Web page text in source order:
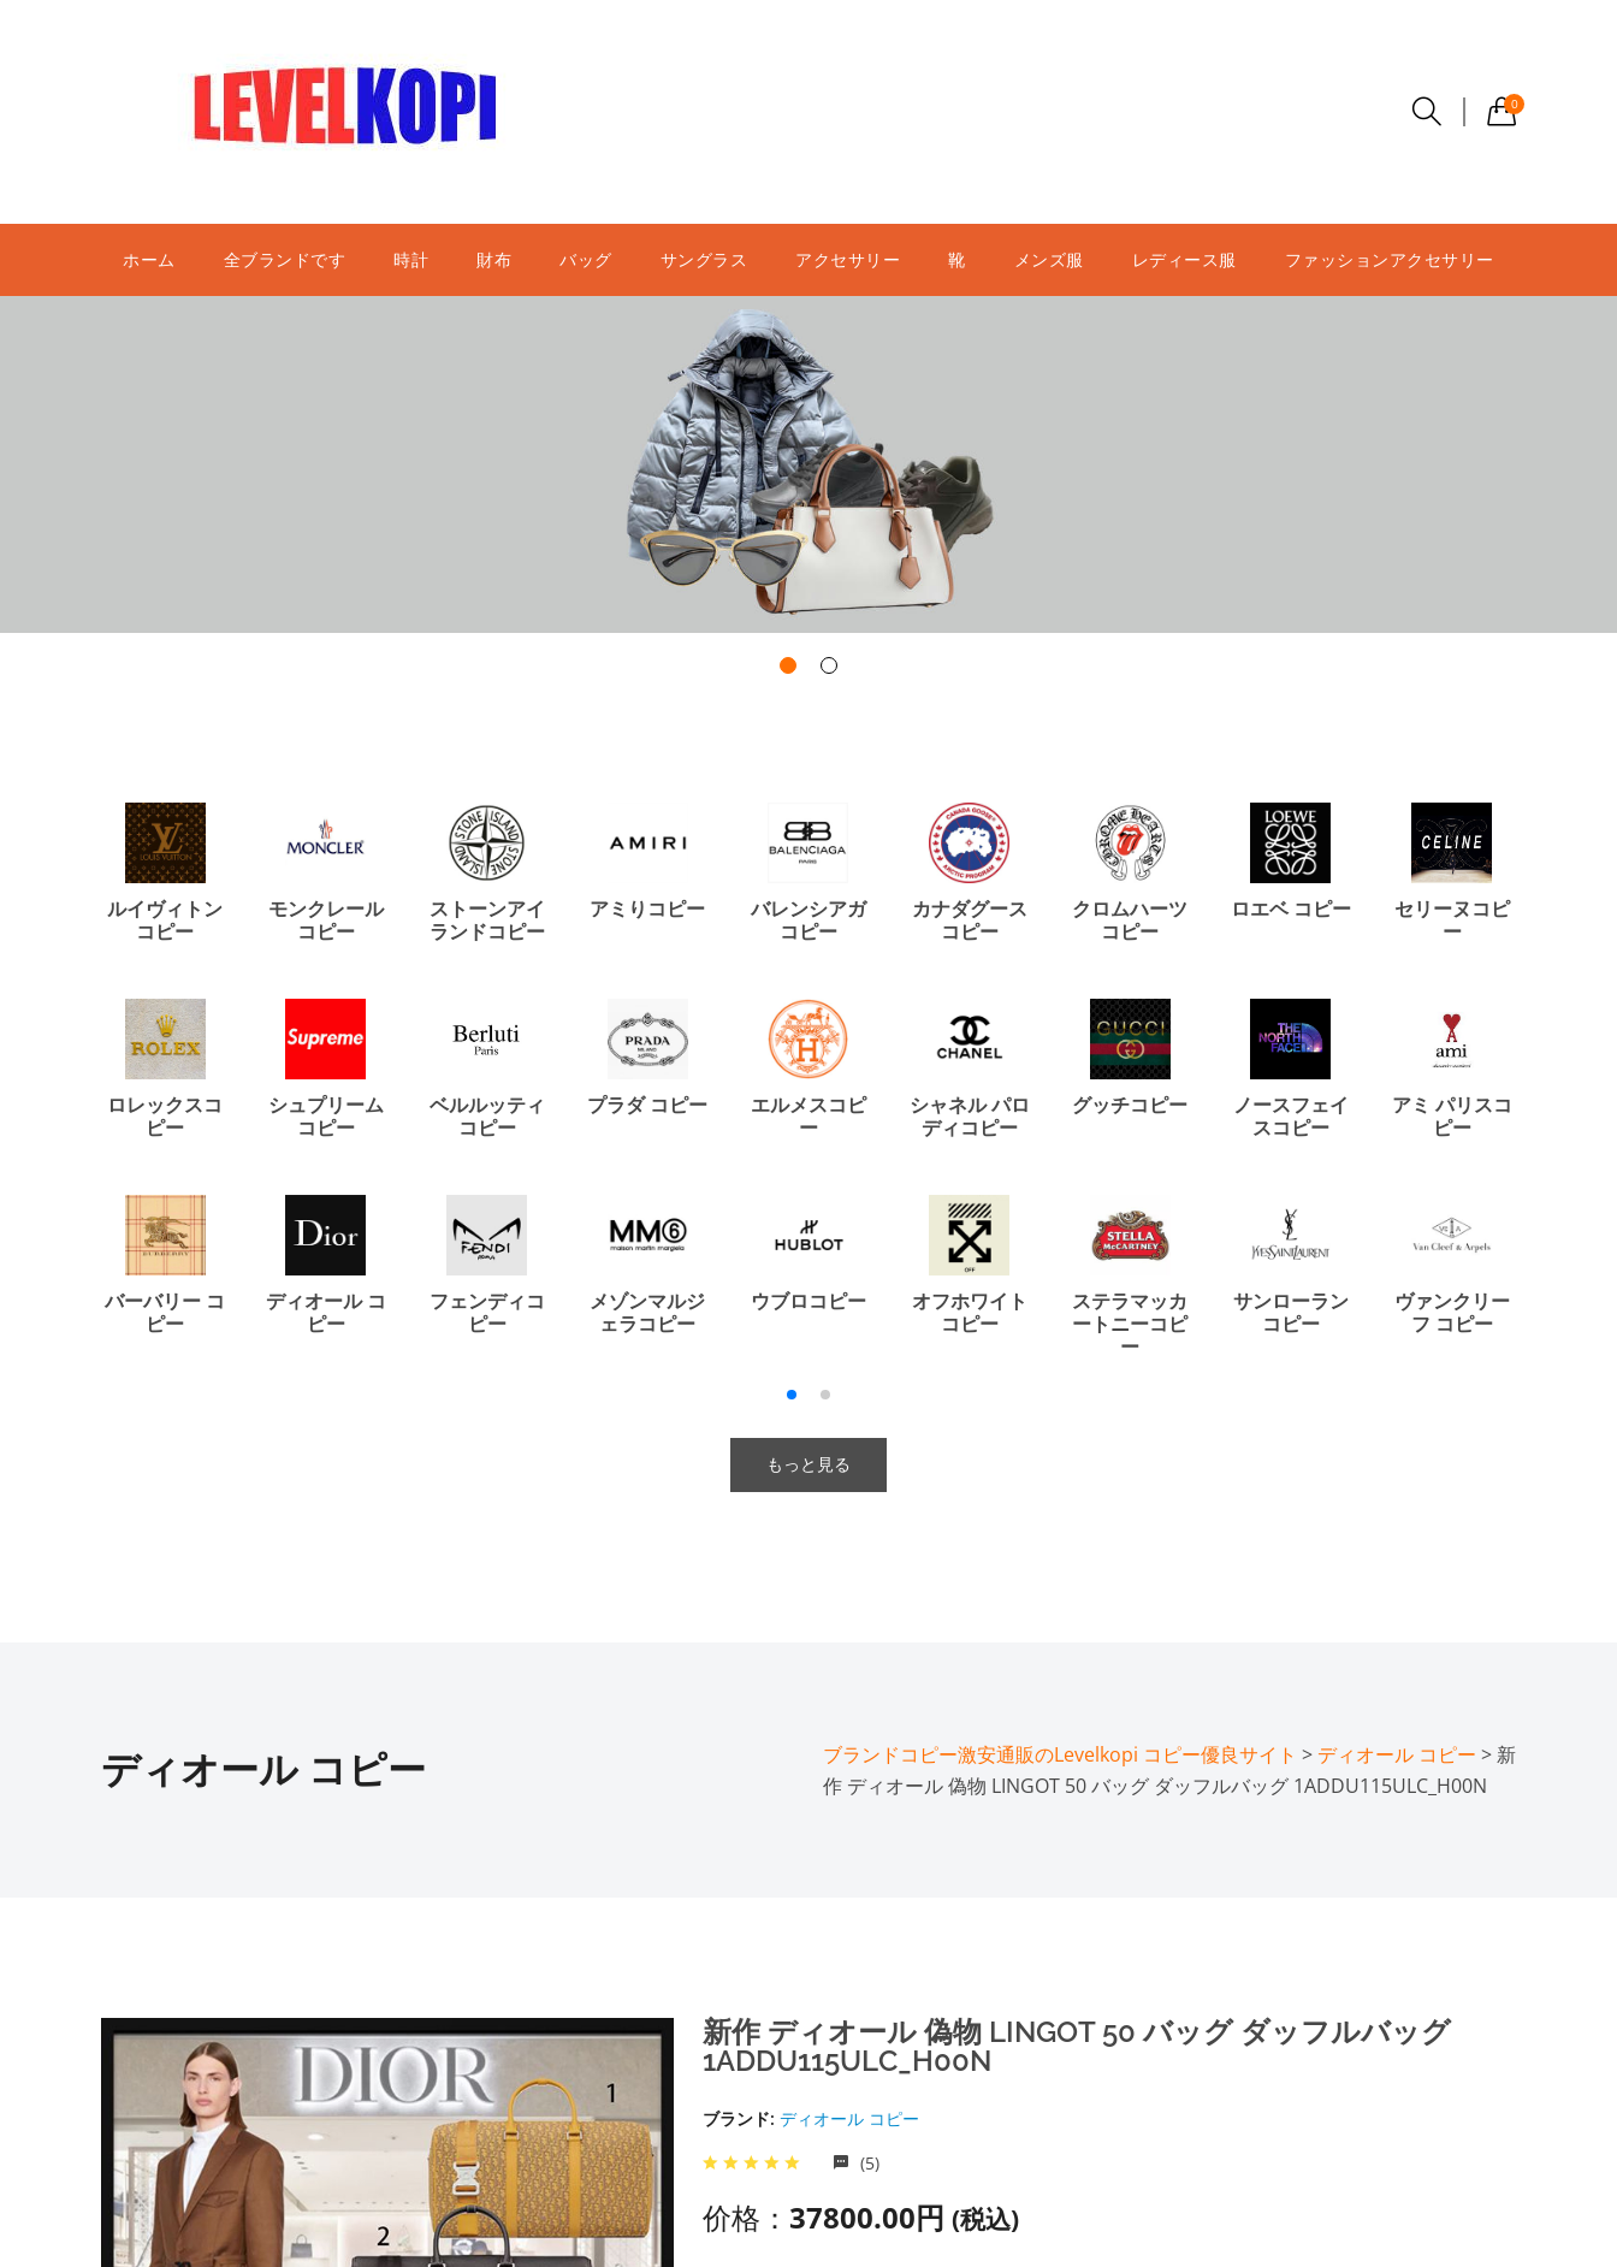
0
ホーム 全ブランドです 時計 財布 バッグ サングラス アクセサリー 靴 メンズ服 レディース服 ファッションアクセサリー
ルイヴィトン
コピー
モンクレール
コピー
ストーンアイ
ランドコピー
アミりコピー
バレンシアガ
コピー
カナダグース
コピー
クロムハーツ
コピー
ロエベ コピー
セリーヌコピ
ー
ロレックスコ
ピー
シュプリーム
コピー
ベルルッティ
コピー
プラダ コピー
エルメスコピ
ー
シャネル パロ
ディコピー
グッチコピー
ノースフェイ
スコピー
アミ パリスコ
ピー
バーバリー コ
ピー
ディオール コ
ピー
フェンディコ
ピー
メゾンマルジ
ェラコピー
ウブロコピー
オフホワイト
コピー
ステラマッカ
ートニーコピ
ー
サンローラン
コピー
ヴァンクリー
フ コピー
もっと見る
ディオール コピー ブランドコピー激安通販のLevelkopi コピー優良サイト > ディオール コピー > 新
作 ディオール 偽物 LINGOT 50 バッグ ダッフルバッグ 1ADDU115ULC_H00N
新作 ディオール 偽物 LINGOT 50 バッグ ダッフルバッグ
1ADDU115ULC_H00N
ブランド: ディオール コピー
(5)
价格： 37800.00円 (税込)